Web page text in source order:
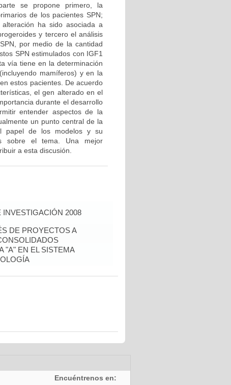
se propone primero, la
de los pacientes SPN;
ha sido asociada a
y tercero el análisis
por medio de la cantidad
SPN estimulados con IGF1
vía tiene en la determinación
mamíferos) y en la
estos pacientes. De acuerdo
el gen alterado en el
durante el desarrollo
entender aspectos de la
un punto central de la
papel de los modelos y su
sobre el tema. Una mejor
a esta discusión.
2008
DE PROYECTOS A
"A" EN EL SISTEMA
Encuéntrenos en: